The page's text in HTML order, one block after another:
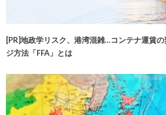
[PR]地政学リスク、港湾混雑…コンテナ運賃
ジ方法「FFA」とは